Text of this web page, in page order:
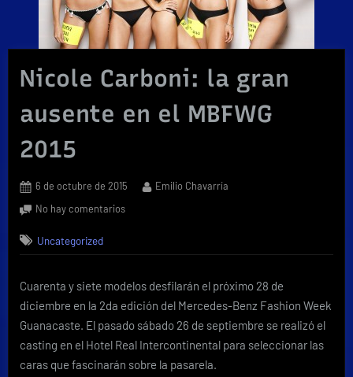
Nicole Carboni: la gran
ausente en el MBFWG
2015
Posted
on
6 de octubre de 2015 By
Emilio Chavarría
No hay comentariosen
la
ausente
en
el
MBFWG
Uncategorized
Cuarenta y siete modelos desfilarán el próximo 28 de
diciembre en la 2da edición del Mercedes-Benz Fashion Week
Guanacaste. El pasado sábado 26 de septiembre se realizó el
casting en el Hotel Real Intercontinental para seleccionar las
caras que fascinarán sobre la pasarela.